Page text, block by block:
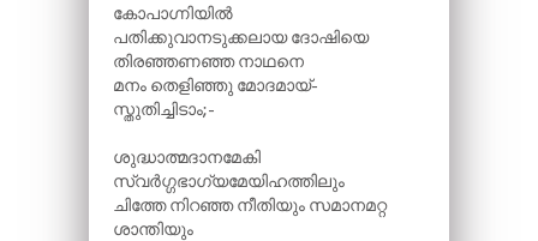
കോപാഗ്നിയിൽ
പതിക്കുവാനടുക്കലായ ദോഷിയെ
തിരഞ്ഞണഞ്ഞ നാഥനെ
മനം തെളിഞ്ഞു മോദമായ്-
സ്തുതിച്ചിടാം;-
ശുദ്ധാത്മദാനമേകി
സ്വർഗ്ഗഭാഗ്യമേയിഹത്തിലും
ചിത്തേ നിറഞ്ഞ നീതിയും സമാനമറ്റ
ശാന്തിയും